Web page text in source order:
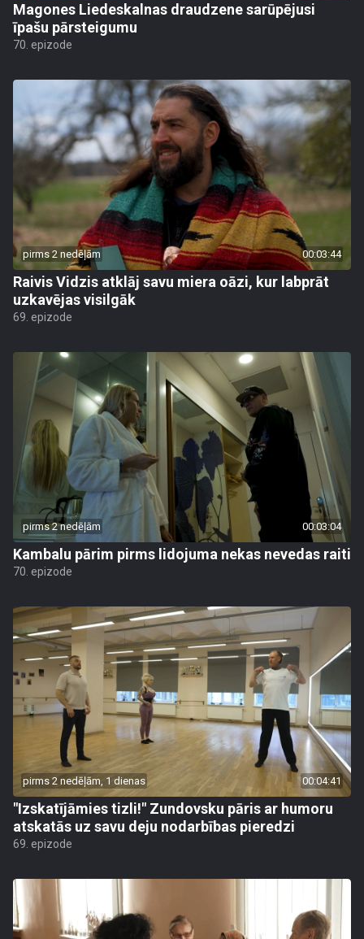
Magones Liedeskalnas draudzene sarūpējusi
īpašu pārsteigumu
70. epizode
pirms 2 nedēļām 00:03:44
Raivis Vidzis atklāj savu miera oāzi, kur labprāt
uzkavējas visilgāk
69. epizode
pirms 2 nedēļām 00:03:04
Kambalu pārim pirms lidojuma nekas nevedas raiti
70. epizode
pirms 2 nedēļām, 1 dienas 00:04:41
"Izskatījāmies tizli!" Zundovsku pāris ar humoru
atskatās uz savu deju nodarbības pieredzi
69. epizode